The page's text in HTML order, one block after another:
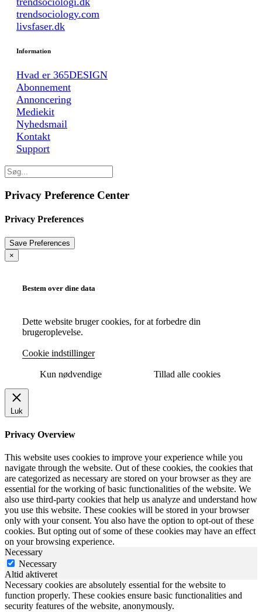
trendsociology.com
livsfaser.dk
Information
Hvad er 365DESIGN
Abonnement
Annoncering
Mediekit
Nyhedsmail
Kontakt
Support
Privacy Preference Center
Privacy Preferences
×
Bestem over dine data
Dette website bruger cookies, for at forbedre din
brugeroplevelse.
Cookie indstillinger
Kun nødvendige Tillad alle cookies
Luk
Privacy Overview
This website uses cookies to improve your experience while you
navigate through the website. Out of these cookies, the cookies that
are categorized as necessary are stored on your browser as they are
essential for the working of basic functionalities of the website. We
also use third-party cookies that help us analyze and understand how
you use this website. These cookies will be stored in your browser
only with your consent. You also have the option to opt-out of these
cookies. But opting out of some of these cookies may have an effect
on your browsing experience.
Necessary
Necessary
Altid aktiveret
Necessary cookies are absolutely essential for the website to
function properly. These cookies ensure basic functionalities and
security features of the website, anonymously.